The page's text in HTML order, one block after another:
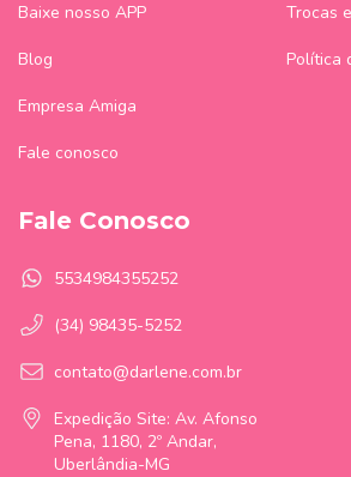
Baixe nosso APP
Blog
Empresa Amiga
Fale conosco
Trocas
Política
Fale Conosco
5534984355252
(34) 98435-5252
contato@darlene.com.br
Expedição Site: Av. Afonso
Pena, 1180, 2º Andar,
Uberlândia-MG